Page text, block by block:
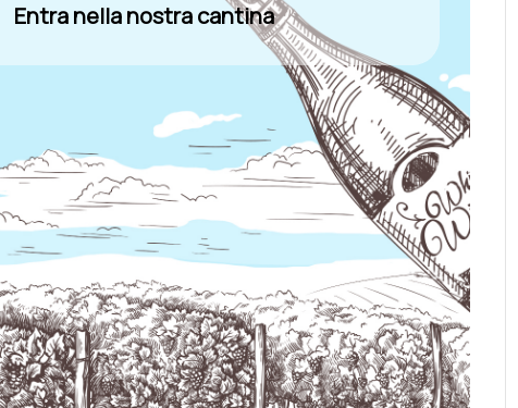
Entra nella nostra cantina